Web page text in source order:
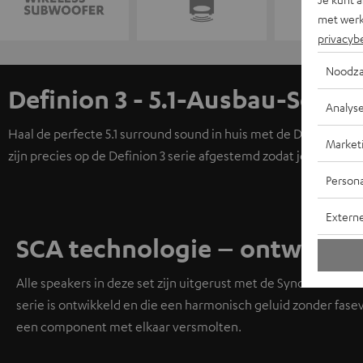
Definion 3 - 5.1-Ausbau-Set
Haal de perfecte 5.1 surround sound in huis met de Definion 3
zijn precies op de Definion 3 serie afgestemd zodat je met
SCA technologie –
Alle speakers in deze set zijn uitgerust met de Synchronized
serie is ontwikkeld en die een harmonisch geluid zonder
een component met elkaar versmolten.
met
Analyse